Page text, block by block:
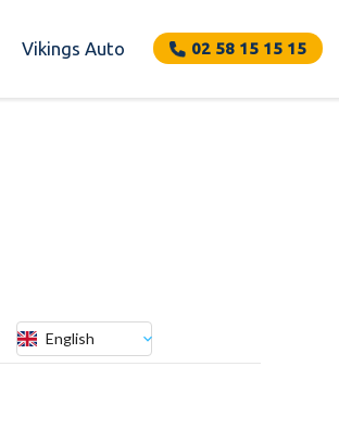
02 58 15 15 15
Vikings Auto